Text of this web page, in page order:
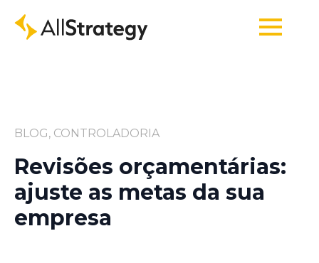
BLOG, CONTROLADORIA
Revisões orçamentárias:
ajuste as metas da sua
empresa